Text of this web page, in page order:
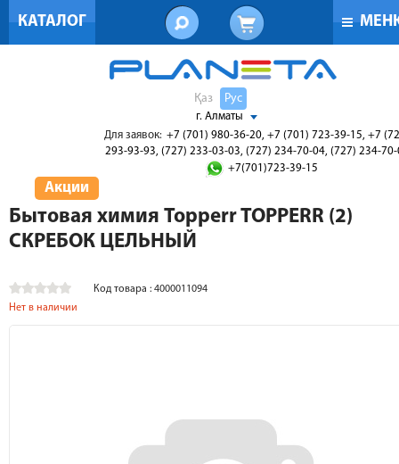
КАТАЛОГ
Қаз Рус
г. Алматы
Для заявок: +7 (701) 980-36-20, +7 (701) 723-39-15, +7
293-93-93, (727) 233-03-03, (727) 234-70-04, (727) 234-
+7(701)723-39-15
Акции
Бытовая химия Topperr TOPPERR (2)
СКРЕБОК ЦЕЛЬНЫЙ
Код товара : 4000011094
Нет в наличии